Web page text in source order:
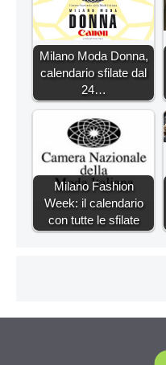
Milano Moda Donna,
calendario sfilate dal
24…
Milano Fashion
Week: il calendario
con tutte le sfilate